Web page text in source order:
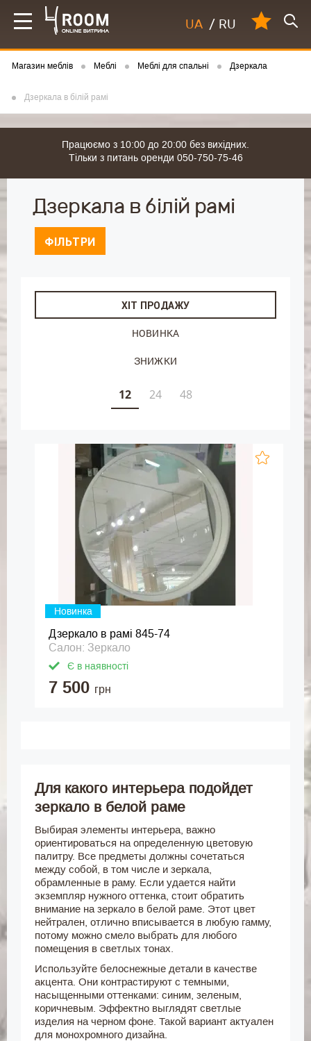
UA / RU
Магазин меблів Меблі Меблі для спальні Дзеркала
Дзеркала в білій рамі
Працюємо з 10:00 до 20:00 без вихідних.
Тільки з питань оренди 050-750-75-46
Дзеркала в білій рамі
ФІЛЬТРИ
ХІТ ПРОДАЖУ
НОВИНКА
ЗНИЖКИ
12 24 48
Новинка
Дзеркало в рамі 845-74
Салон: Зеркало
Є в наявності
7 500 грн
Для какого интерьера подойдет
зеркало в белой раме
Выбирая элементы интерьера, важно
ориентироваться на определенную цветовую
палитру. Все предметы должны сочетаться
между собой, в том числе и зеркала,
обрамленные в раму. Если удается найти
экземпляр нужного оттенка, стоит обратить
внимание на зеркало в белой раме. Этот цвет
нейтрален, отлично вписывается в любую гамму,
потому можно смело выбрать для любого
помещения в светлых тонах.
Используйте белоснежные детали в качестве
акцента. Они контрастируют с темными,
насыщенными оттенками: синим, зеленым,
коричневым. Эффектно выглядят светлые
изделия на черном фоне. Такой вариант актуален
для монохромного дизайна.